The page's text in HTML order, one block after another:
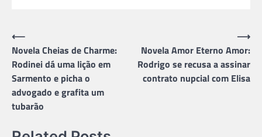
Navegação
de
Post
⟵
Novela Cheias de Charme:
Rodinei dá uma lição em
Sarmento e picha o
advogado e grafita um
tubarão
Novela Amor Eterno Amor:
Rodrigo se recusa a assinar
contrato nupcial com Elisa
⟶